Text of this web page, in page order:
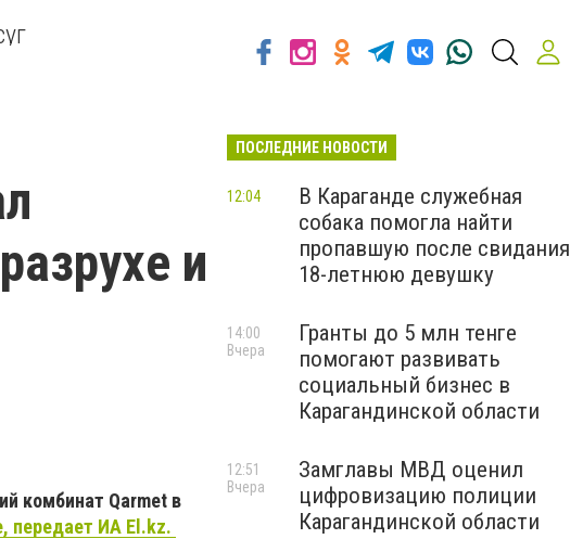
и
комбинат Qarmet в
передает ИА El.kz.
ПОСЛЕДНИЕ НОВОСТИ
В Караганде служебная
собака помогла найти
пропавшую после свидания
18-летнюю девушку
12:04
Гранты до 5 млн тенге
помогают развивать
социальный бизнес в
Карагандинской области
14:00
Вчера
Замглавы МВД оценил
цифровизацию полиции
Карагандинской области
12:51
Вчера